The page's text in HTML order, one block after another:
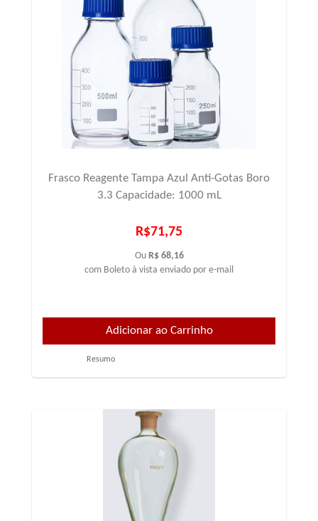
Frasco Reagente Tampa Azul Anti-Gotas Boro
3.3 Capacidade: 1000 mL
R$71,75
Ou R$ 68,16
com Boleto à vista enviado por e-mail
Resumo